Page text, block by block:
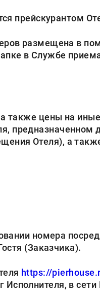
прейскурантом
размещена в
в Службе
также цены на
предназначенном
Отеля), а
номера
(Заказчика).
https://
в сети